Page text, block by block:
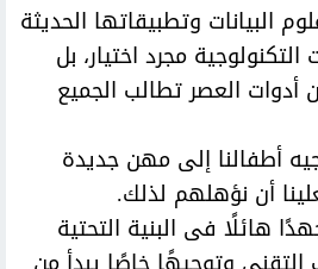
البيانات وتطبيقاتها الحديثة
التكنولوجية مجرد اختيار، بل
العصر تطالب الجميع
أطفالنا إلى مهن جديدة
أن نؤهلهم لذلك.
هائلًا فى البنية التحتية